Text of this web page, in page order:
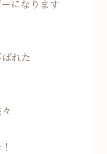
になります
れた